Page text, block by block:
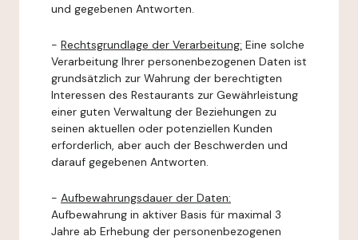
und gegebenen Antworten.
- Rechtsgrundlage der Verarbeitung: Eine solche
Verarbeitung Ihrer personenbezogenen Daten ist
grundsätzlich zur Wahrung der berechtigten
Interessen des Restaurants zur Gewährleistung
einer guten Verwaltung der Beziehungen zu
seinen aktuellen oder potenziellen Kunden
erforderlich, aber auch der Beschwerden und
darauf gegebenen Antworten.
- Aufbewahrungsdauer der Daten:
Aufbewahrung in aktiver Basis für maximal 3
Jahre ab Erhebung der personenbezogenen